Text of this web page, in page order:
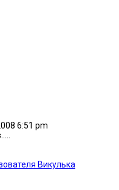
6:51 pm
Викулька